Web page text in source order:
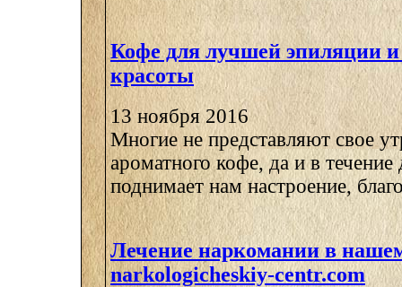
Кофе для лучшей эпиляции и
красоты
13 ноября 2016
Многие не представляют свое
ароматного кофе, да и в течение
поднимает нам настроение,
Лечение наркомании в
narkologicheskiy-centr.com